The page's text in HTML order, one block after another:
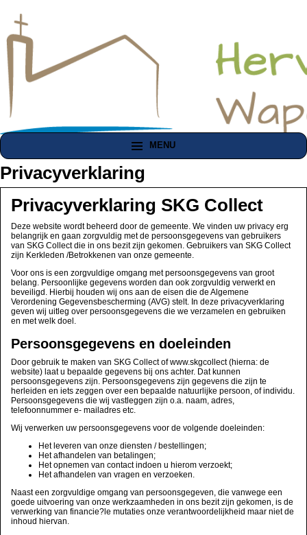
MENU
Privacyverklaring
Privacyverklaring SKG Collect
Deze website wordt beheerd door de gemeente. We vinden uw privacy erg
belangrijk en gaan zorgvuldig met de persoonsgegevens van gebruikers
van SKG Collect die in ons bezit zijn gekomen. Gebruikers van SKG Collect
zijn Kerkleden /Betrokkenen van onze gemeente.
Voor ons is een zorgvuldige omgang met persoonsgegevens van groot
belang. Persoonlijke gegevens worden dan ook zorgvuldig verwerkt en
beveiligd. Hierbij houden wij ons aan de eisen die de Algemene
Verordening Gegevensbescherming (AVG) stelt. In deze privacyverklaring
geven wij uitleg over persoonsgegevens die we verzamelen en gebruiken
en met welk doel.
Persoonsgegevens en doeleinden
Door gebruik te maken van SKG Collect of www.skgcollect (hierna: de
website) laat u bepaalde gegevens bij ons achter. Dat kunnen
persoonsgegevens zijn. Persoonsgegevens zijn gegevens die zijn te
herleiden en iets zeggen over een bepaalde natuurlijke persoon, of individu.
Persoonsgegevens die wij vastleggen zijn o.a. naam, adres,
telefoonnummer e- mailadres etc.
Wij verwerken uw persoonsgegevens voor de volgende doeleinden:
Het leveren van onze diensten / bestellingen;
Het afhandelen van betalingen;
Het opnemen van contact indoen u hierom verzoekt;
Het afhandelen van vragen en verzoeken.
Naasteen zorgvuldige omgang van persoonsgegeven, die vanwege een
goede uitvoering van onze werkzaamheden in ons bezit zijn gekomen, is de
verwerking van financie?le mutaties onze verantwoordelijkheid maar niet de
inhoud hiervan.